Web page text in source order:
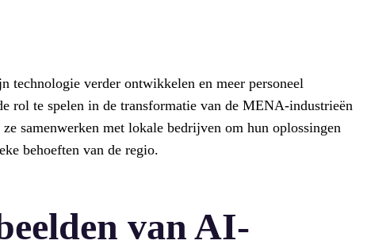
technologie verder ontwikkelen en meer personeel
rol te spelen in de transformatie van de MENA-industrieën
samenwerken met lokale bedrijven om hun oplossingen
behoeften van de regio.
van AI-